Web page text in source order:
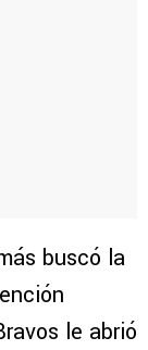
buscó la
le abrió